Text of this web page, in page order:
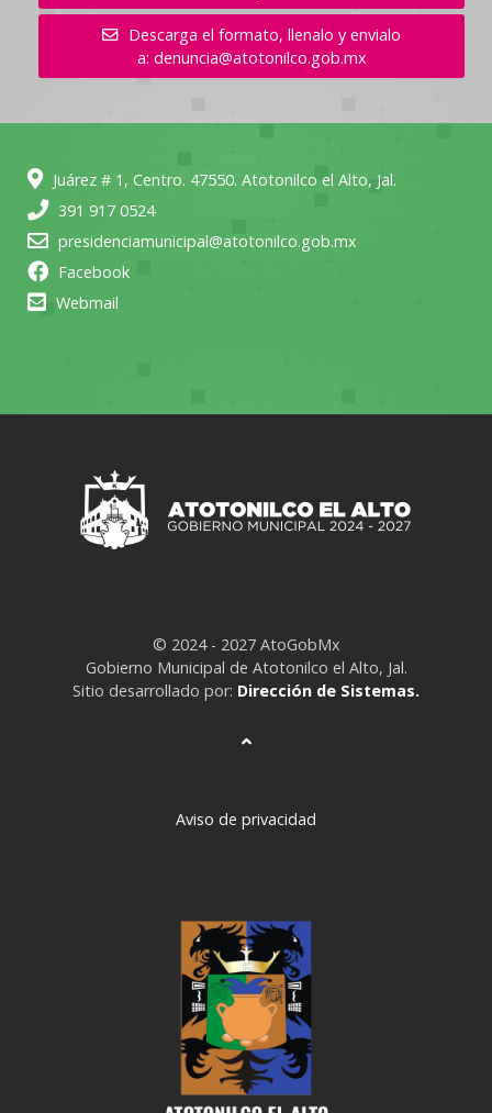
Descarga el formato, llenalo y envialo
a: denuncia@atotonilco.gob.mx
Juárez # 1, Centro. 47550. Atotonilco el Alto, Jal.
391 917 0524
presidenciamunicipal@atotonilco.gob.mx
Facebook
Webmail
© 2024 - 2027 AtoGobMx
Gobierno Municipal de Atotonilco el Alto, Jal.
Sitio desarrollado por: Dirección de Sistemas.
Aviso de privacidad